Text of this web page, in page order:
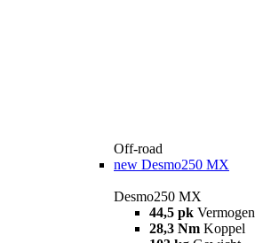
Off-road
new Desmo250 MX
Desmo250 MX
44,5 pk Vermogen
28,3 Nm Koppel